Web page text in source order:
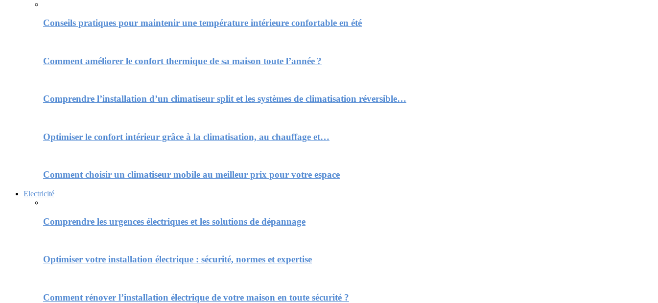
Conseils pratiques pour maintenir une température intérieure confortable en été
Comment améliorer le confort thermique de sa maison toute l’année ?
Comprendre l’installation d’un climatiseur split et les systèmes de climatisation réversible…
Optimiser le confort intérieur grâce à la climatisation, au chauffage et…
Comment choisir un climatiseur mobile au meilleur prix pour votre espace
Electricité
Comprendre les urgences électriques et les solutions de dépannage
Optimiser votre installation électrique : sécurité, normes et expertise
Comment rénover l’installation électrique de votre maison en toute sécurité ?